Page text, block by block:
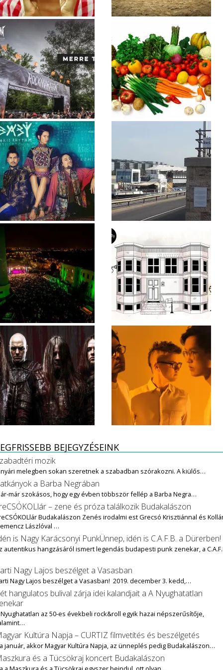
BEJEGYZÉSEINK
mozik
melegben sokan szeretnek a szabadban szórakozni. A kiülős…
a Barba Negrában
már szokásos, hogy egy évben többször fellép a Barba Negra…
– zene és próza találkozik Budakalászon
Budakalászon Zenés irodalmi est Grecsó Krisztiánnal és
Lászlóval …
is Nagy Karácsonyi PunkÜnnep, idén is C.A.F.B. a Dürerben!
autentikus hangzásáról ismert legendás budapesti punk zenekar, a
Nagy Lajos beszélget a Vasasban
Nagy Lajos beszélget a Vasasban! 2019. december 3. kedd,…
hangulatos bulival zárja idei kalandjait a A Nyughatatlan
az 50-es évekbeli rock&roll egyik hazai népszerűsítője,
Kultúra Napja – CURTIZ filmvetítés és beszélgetés
január, akkor Magyar Kultúra Napja, az ünneplés pedig Budakalászon…
és a Tücsökraj koncert Budakalászon